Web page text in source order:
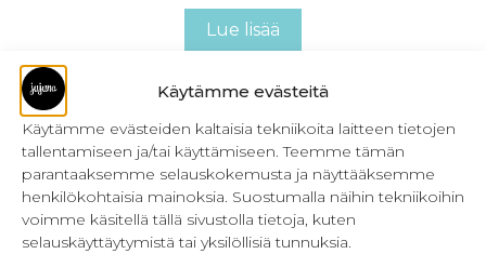
Käytämme evästeitä
Käytämme evästeiden kaltaisia tekniikoita laitteen tietojen
tallentamiseen ja/tai käyttämiseen. Teemme tämän
parantaaksemme selauskokemusta ja näyttääksemme
henkilökohtaisia mainoksia. Suostumalla näihin tekniikoihin
voimme käsitellä tällä sivustolla tietoja, kuten
selauskäyttäytymistä tai yksilöllisiä tunnuksia.
Lue lisää